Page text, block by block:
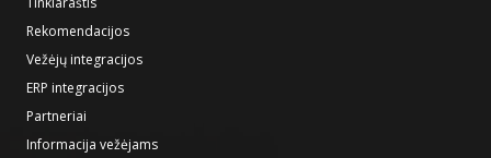
Rekomendacijos
Vežėjų integracijos
ERP integracijos
Partneriai
Informacija vežėjams